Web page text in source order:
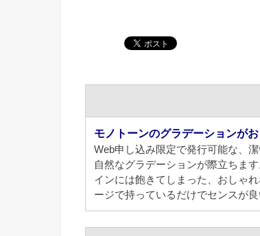
モノトーンのグラデーションが
Web申し込み限定で発行可能な、
自然なグラデーションが際立ちま
インには飽きてしまった、おしゃ
ージで持っているだけでセンスが